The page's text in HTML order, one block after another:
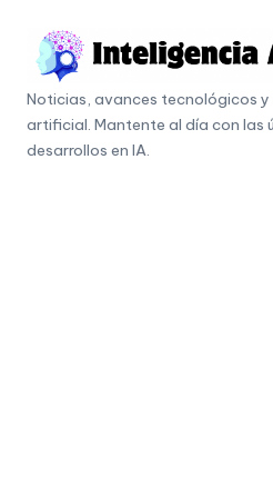
content
I
n
t
Noticias, avances tecnológicos
artificial. Mantente al día con las
desarrollos en IA.